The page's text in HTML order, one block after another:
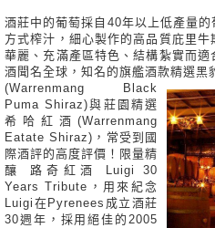
酒莊中的葡萄採自40年以上低產量
方式榨汁，細心製作的高品質庇里
華麗、充滿產區特色、結構紮實而
酒聞名全球，知名的旗艦酒款精選黑
(Warrenmang Black
Puma Shiraz)與莊園精選
希哈紅酒(Warrenmang
Eatate Shiraz)，常受到國
際酒評的高度評價！限量精
釀 路奇紅酒 Luigi 30
Years Tribute，用來紀念
Luigi在Pyrenees成立酒莊
30週年，採用絕佳的2005